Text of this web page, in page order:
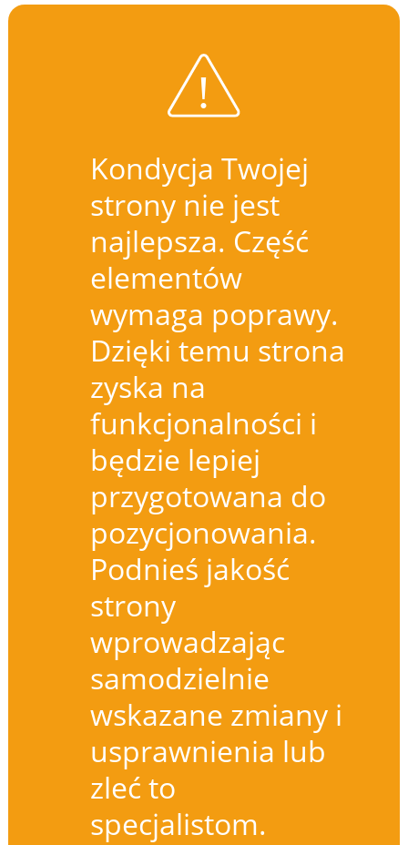
Kondycja Twojej
strony nie jest
najlepsza. Część
elementów
wymaga poprawy.
Dzięki temu strona
zyska na
funkcjonalności i
będzie lepiej
przygotowana do
pozycjonowania.
Podnieś jakość
strony
wprowadzając
samodzielnie
wskazane zmiany i
usprawnienia lub
zleć to
specjalistom.